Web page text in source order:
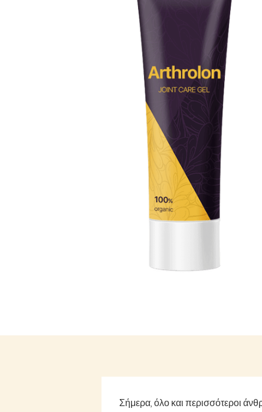
Σήμερα, όλο και περισσότεροι